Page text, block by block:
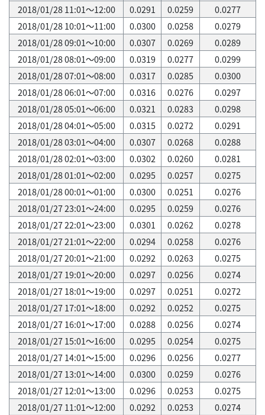
2018/01/28 11:01～12:00
0.0291 0.0259
0.0277
2018/01/28 10:01～11:00
0.0300 0.0258
0.0279
2018/01/28 09:01～10:00
0.0307 0.0269
0.0289
2018/01/28 08:01～09:00
0.0319 0.0277
0.0299
2018/01/28 07:01～08:00
0.0317 0.0285
0.0300
2018/01/28 06:01～07:00
0.0316 0.0276
0.0297
2018/01/28 05:01～06:00
0.0321 0.0283
0.0298
2018/01/28 04:01～05:00
0.0315 0.0272
0.0291
2018/01/28 03:01～04:00
0.0307 0.0268
0.0288
2018/01/28 02:01～03:00
0.0302 0.0260
0.0281
2018/01/28 01:01～02:00
0.0295 0.0257
0.0275
2018/01/28 00:01～01:00
0.0300 0.0251
0.0276
2018/01/27 23:01～24:00
0.0295 0.0259
0.0276
2018/01/27 22:01～23:00
0.0301 0.0262
0.0278
2018/01/27 21:01～22:00
0.0294 0.0258
0.0276
2018/01/27 20:01～21:00
0.0292 0.0263
0.0275
2018/01/27 19:01～20:00
0.0297 0.0256
0.0274
2018/01/27 18:01～19:00
0.0297 0.0251
0.0272
2018/01/27 17:01～18:00
0.0292 0.0252
0.0275
2018/01/27 16:01～17:00
0.0288 0.0256
0.0274
2018/01/27 15:01～16:00
0.0295 0.0254
0.0275
2018/01/27 14:01～15:00
0.0296 0.0256
0.0277
2018/01/27 13:01～14:00
0.0300 0.0259
0.0276
2018/01/27 12:01～13:00
0.0296 0.0253
0.0275
2018/01/27 11:01～12:00
0.0292 0.0253
0.0274